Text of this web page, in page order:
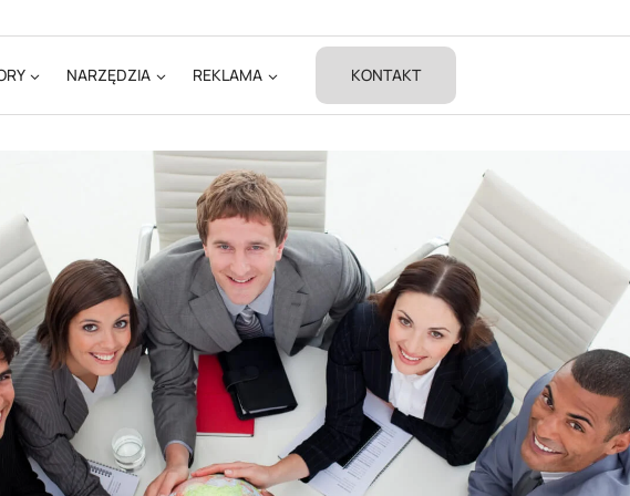
NARZĘDZIA REKLAMA KONTAKT